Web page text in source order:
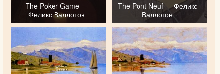
The Poker Game —
Феликс Валлотон
The Pont Neuf — Феликс
Валлотон